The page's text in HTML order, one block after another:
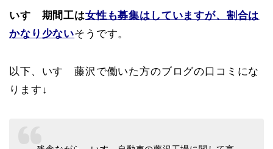
いすゞ期間工は女性も募集はしていますが、割合は
かなり少ないそうです。
以下、いすゞ藤沢で働いた方のブログの口コミにな
ります↓